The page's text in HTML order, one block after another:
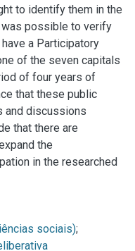
to identify them in the
possible to verify
a Participatory
of the seven capitals
of four years of
that these public
and discussions
that there are
the
in the researched
sociais);